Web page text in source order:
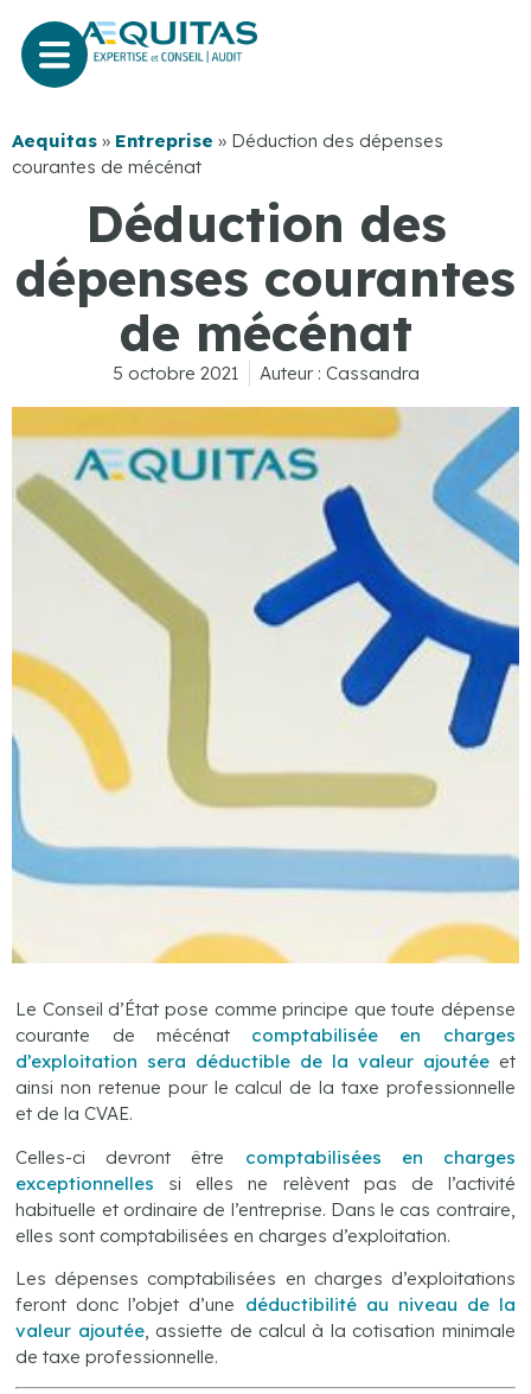
Aequitas » Entreprise » Déduction des dépenses
courantes de mécénat
Déduction des
dépenses courantes
de mécénat
5 octobre 2021 Auteur : Cassandra
Le Conseil d’État pose comme principe que toute dépense
courante de mécénatcomptabilisée en charges
d’exploitation sera déductible de la valeur ajoutée et
ainsi non retenue pour le calcul de la taxe professionnelle
et de la CVAE.
Celles-ci devront être comptabilisées en charges
exceptionnelles si elles ne relèvent pas de l’activité
habituelle et ordinaire de l’entreprise. Dans le cas contraire,
elles sont comptabilisées en charges d’exploitation.
Les dépenses comptabilisées en charges d’exploitations
feront donc l’objet d’une déductibilité au niveau de la
valeur ajoutée, assiette de calcul à la cotisation minimale
de taxe professionnelle.